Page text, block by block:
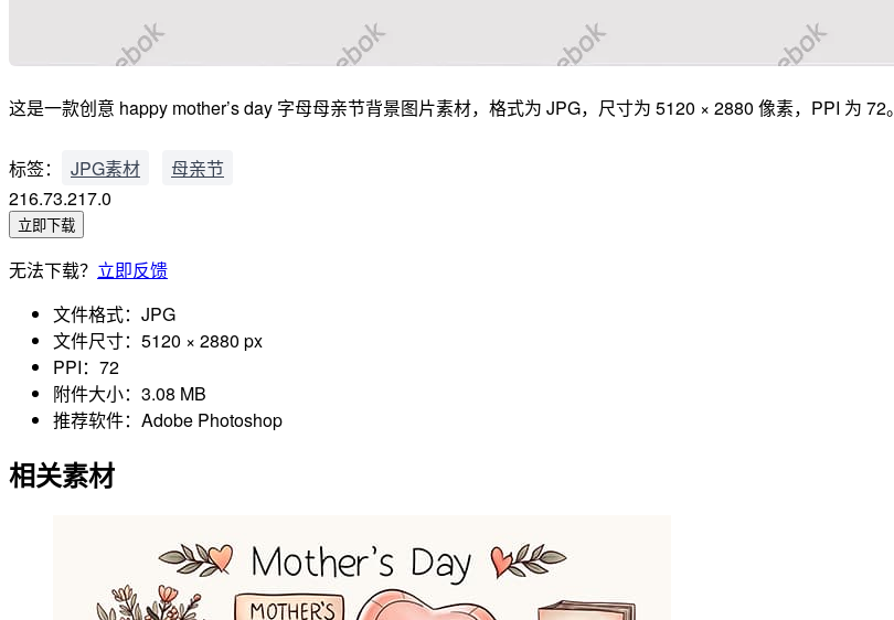
这是一款创意 happy mother’s day 字母母亲节背景图片素材，格式为 JPG，尺寸为 5120 × 2880 像素，PPI 为 72。
标签： JPG素材
母亲节
216.73.217.0
立即下载
无法下载？ 立即反馈
文件格式： JPG
文件尺寸： 5120 × 2880 px
PPI： 72
附件大小： 3.08 MB
推荐软件： Adobe Photoshop
相关素材